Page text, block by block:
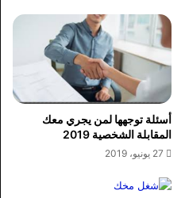
أسئلة توجهها لمن يجري معك
المقابلة الشخصية 2019
27 يونيو، 2019